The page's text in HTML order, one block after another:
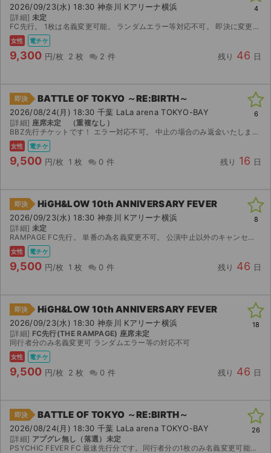
チケットジャムの取り組み
音楽情報
2026/09/23(水) 18:30 神奈川 Kアリーナ横浜
[詳細] 未定
FC先行。 1枚は名義変更可能。 ランダムエラー等対応不可。 即決に変更しますので購入の際はコメントお願いします。
女性 電チケ
9,300 円/枚 2 枚 2 件 残り 46 日
4
即決 BATTLE OF TOKYO ～RE:BIRTH～
2026/08/24(月) 18:30 千葉 LaLa arena TOKYO-BAY
[詳細] 座席未定 （重複なし）
BBZ先行チケットです！ エラー対応不可。 中止の場合のみ返金いたします。
女性 電チケ
9,500 円/枚 1 枚 0 件 残り 16 日
6
即決 HiGH&LOW 10th ANNIVERSARY FEVER
2026/09/23(水) 18:30 神奈川 Kアリーナ横浜
[詳細] 未定
RAMPAGE FC先行。 単番の為名義変更不可。 公演中止以外のキャンセル返金不可です。
女性 電チケ
9,500 円/枚 1 枚 0 件 残り 46 日
8
即決 HiGH&LOW 10th ANNIVERSARY FEVER
2026/09/23(水) 18:30 神奈川 Kアリーナ横浜
[詳細] FC先行(THE RAMPAGE) 座席未定
同行者分のみ名義変更可 ランダムエラー等の対応不可
女性 電チケ
9,500 円/枚 2 枚 0 件 残り 46 日
18
即決 BATTLE OF TOKYO ～RE:BIRTH～
2026/08/24(月) 18:30 千葉 LaLa arena TOKYO-BAY
[詳細] アプグレ無し（落選）未定
PSYCHIC FEVER FC 最速先行分です。同行者分の1枚のみ名義変更可能です。
26